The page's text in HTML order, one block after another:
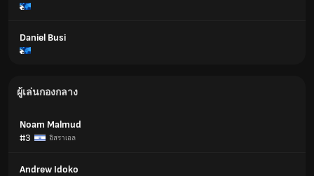
Daniel Busi
ผู้เล่นกองกลาง
Noam Malmud
#3
อิสราเอล
Andrew Idoko